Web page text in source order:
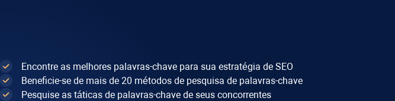
Encontre as melhores palavras-chave para sua estratégia de SEO
Beneficie-se de mais de 20 métodos de pesquisa de palavras-chave
Pesquise as táticas de palavras-chave de seus concorrentes